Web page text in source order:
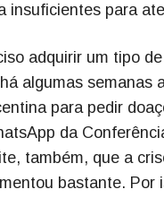
insuficientes para
adquirir um tipo
algumas semanas
para pedir
da
também, que a
bastante. Por